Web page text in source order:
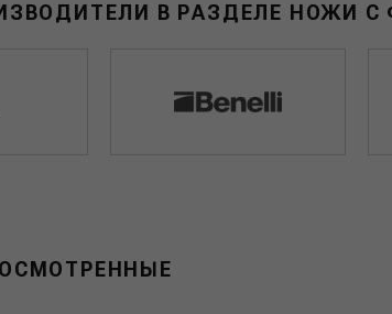
В РАЗДЕЛЕ НОЖИ